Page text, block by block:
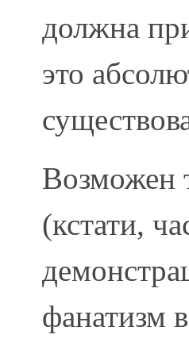
должна
это
Возможен
(кстати,
фанатизм